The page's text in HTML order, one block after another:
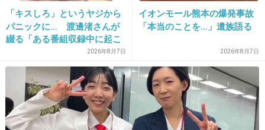
別のアカウント作れば
+8 -0
2019/06/20(木) 18:56:12
仕事と私生活混同させたらしんどいじゃん。無用なトラブ
ルのもと。
「キスしろ」というヤジから
パニックに… 渡邊渚さんが
綴る「ある番組収録中に起こ
ったフラッシュバック」2026年8月7日
イオンモール熊本の爆発事故
「本当のことを…」遺族語る
2026年8月7日